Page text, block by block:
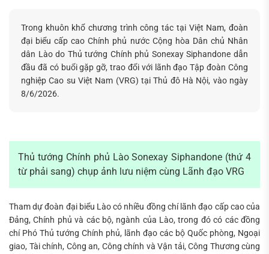
Trong khuôn khổ chương trình công tác tại Việt Nam, đoàn
đại biểu cấp cao Chính phủ nước Cộng hòa Dân chủ Nhân
dân Lào do Thủ tướng Chính phủ Sonexay Siphandone dẫn
đầu đã có buổi gặp gỡ, trao đổi với lãnh đạo Tập đoàn Công
nghiệp Cao su Việt Nam (VRG) tại Thủ đô Hà Nội, vào ngày
8/6/2026.
Thủ tướng Chính phủ Lào Sonexay Siphandone (thứ 4
từ phải sang) chụp ảnh lưu niệm cùng Lãnh đạo VRG
Tham dự đoàn đại biểu Lào có nhiều đồng chí lãnh đạo cấp cao của
Đảng, Chính phủ và các bộ, ngành của Lào, trong đó có các đồng
chí Phó Thủ tướng Chính phủ, lãnh đạo các bộ Quốc phòng, Ngoại
giao, Tài chính, Công an, Công chính và Vận tải, Công Thương cùng
Tìm
kiếm...